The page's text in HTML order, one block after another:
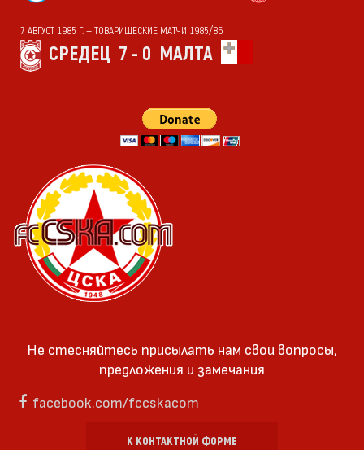
7 АВГУСТ 1985 Г. — ТОВАРИЩЕСКИЕ МАТЧИ 1985/86
СРЕДЕЦ 7 - 0 МАЛТА
Не стесняйтесь присылать нам свои вопросы,
предложения и замечания
facebook.com/fccskacom
К КОНТАКТНОЙ ФОРМЕ